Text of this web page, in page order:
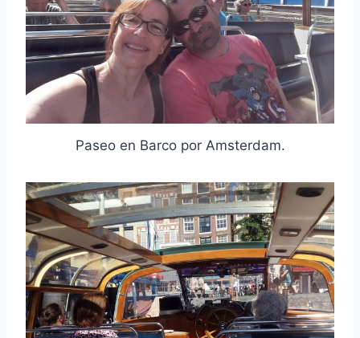
Paseo en Barco por Amsterdam.